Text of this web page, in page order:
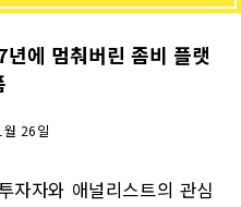
에 멈춰버린 좀비 플랫
26일
자자와 애널리스트의 관심